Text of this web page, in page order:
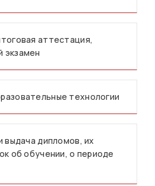
аттестация,
экзамен
технологии
выдача дипломов, их
об обучении, о периоде